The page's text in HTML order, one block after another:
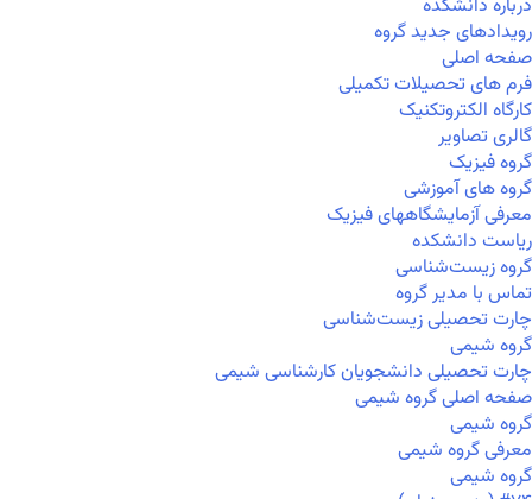
درباره دانشکده
رویدادهای جدید گروه
صفحه اصلی
فرم های تحصیلات تکمیلی
کارگاه الکتروتکنیک
گالری تصاویر
گروه فیزیک
گروه های آموزشی
معرفی آزمایشگاههای فیزیک
ریاست دانشکده
گروه زیست‌شناسی
تماس با مدیر گروه
چارت تحصیلی زیست‌شناسی
گروه شیمی
چارت تحصیلی دانشجویان کارشناسی شیمی
صفحه اصلی گروه شیمی
گروه شیمی
معرفی گروه شیمی
گروه شیمی